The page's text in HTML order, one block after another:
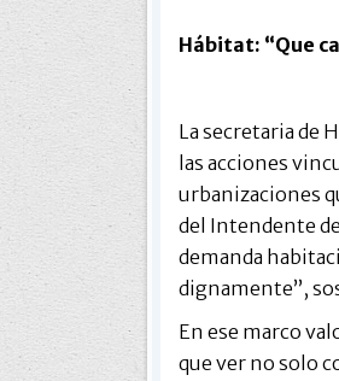
Hábitat: “Que
La secretaria de
las acciones
urbanizaciones
del Intendente
demanda
dignamente”,
En ese marco
que ver no solo